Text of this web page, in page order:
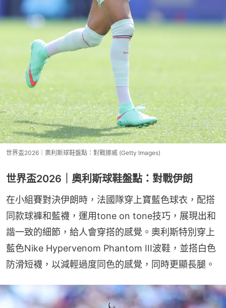
世界盃2026｜奧利斯球鞋盤點：對戰挪威 (Getty Images)
世界盃2026｜奧利斯球鞋盤點：對戰伊朗
在小組賽對決伊朗時，法國隊穿上寶藍色球衣，配搭
同款球褲和藍襪，運用tone on tone技巧，展現出和
諧一致的細節，給人會穿搭的感覺。奧利斯特別穿上
藍色Nike Hypervenom Phantom III波鞋，並搭白色
防滑短襪，以減輕過度同色的感覺，同時更顯長腿。